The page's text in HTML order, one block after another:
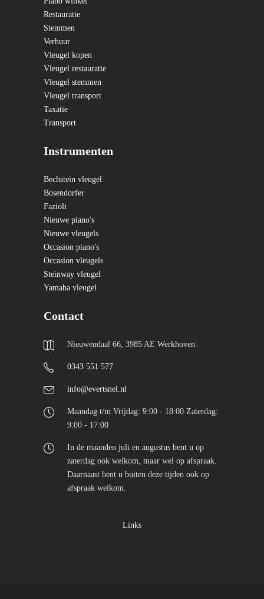
Restauratie
Stemmen
Verhuur
Vleugel kopen
Vleugel restauratie
Vleugel stemmen
Vleugel transport
Taxatie
Transport
Instrumenten
Bechstein vleugel
Bosendorfer
Fazioli
Nieuwe piano's
Nieuwe vleugels
Occasion piano's
Occasion vleugels
Steinway vleugel
Yamaha vleugel
Contact
Nieuwendaal 66, 3985 AE Werkhoven
0343 551 577
info@evertsnel.nl
Maandag t/m Vrijdag: 9:00 - 18:00 Zaterdag:
9:00 - 17:00
In de maanden juli en augustus bent u op
zaterdag ook welkom, maar wel op afspraak.
Daarnaast bent u buiten deze tijden ook op
afspraak welkom.
Links